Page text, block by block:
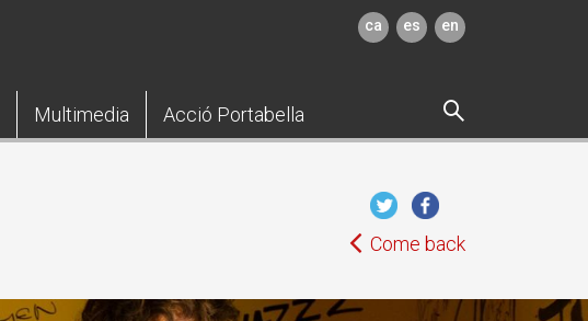
ca es en
Multimedia Acció Portabella
Come back